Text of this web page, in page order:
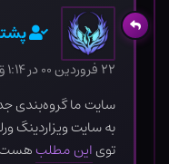
۲۲ فروردین ۰۰ در ۱:۱۴ ق٫ظ
سایت ما گروه‌بندی
به سایت ویزاردینگ
تویاین مطلب